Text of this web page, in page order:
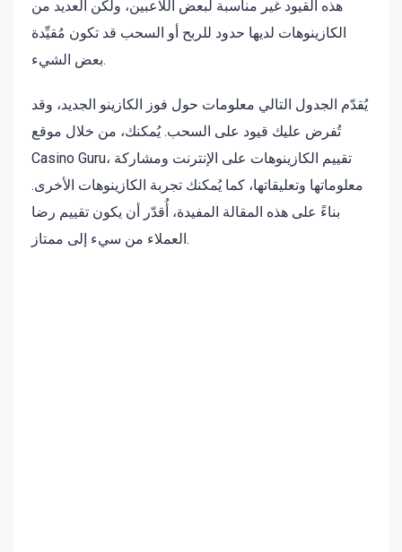
هذه القيود غير مناسبة لبعض اللاعبين، ولكن العديد من
الكازينوهات لديها حدود للربح أو السحب قد تكون مُقيِّدة
بعض الشيء.
يُقدّم الجدول التالي معلومات حول فوز الكازينو الجديد، وقد
تُفرض عليك قيود على السحب. يُمكنك، من خلال موقع
Casino Guru، تقييم الكازينوهات على الإنترنت ومشاركة
معلوماتها وتعليقاتها، كما يُمكنك تجربة الكازينوهات الأخرى.
بناءً على هذه المقالة المفيدة، أُقدّر أن يكون تقييم رضا
العملاء من سيء إلى ممتاز.